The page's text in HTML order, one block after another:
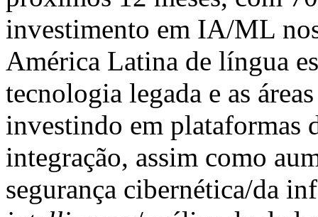
investimento em IA/ML
América Latina de língua
tecnologia legada e as
investindo em plataformas
integração, assim como
segurança cibernética/da